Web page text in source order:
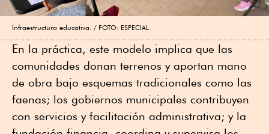
Infraestructura educativa. FOTO: ESPECIAL
En la práctica, este modelo implica que las
comunidades donan terrenos y aportan mano
de obra bajo esquemas tradicionales como las
faenas; los gobiernos municipales contribuyen
con servicios y facilitación administrativa; y la